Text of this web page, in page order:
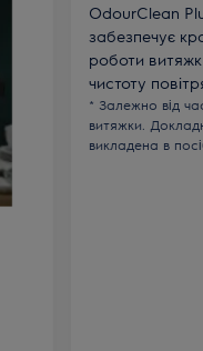
OdourClean
забезпечує
роботи
чистоту
* Залежно від
витяжки.
викладена в